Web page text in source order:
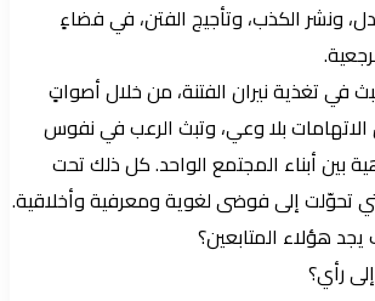
ونشر الكذب، وتأجيج الفتن، في فضاءٍ
في تغذية نيران الفتنة، من خلال أصواتٍ
الاتهامات بلا وعي، وتبث الرعب في نفوس
بين أبناء المجتمع الواحد. كل ذلك تحت
تحوّلت إلى فوضى لغوية ومعرفية وأخلاقية.
هؤلاء المتابعين؟
رأي؟